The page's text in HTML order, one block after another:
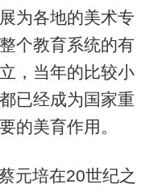
为各地的美术专
个教育系统的有
，当年的比较小
已经成为国家重
的美育作用。
元培在20世纪之